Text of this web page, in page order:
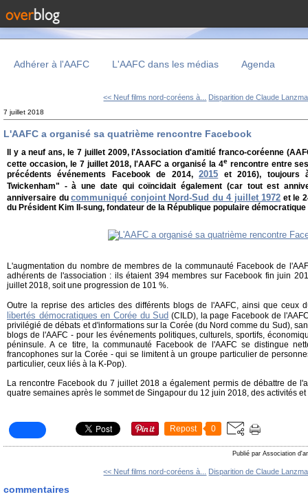
Adhérer à l'AAFC L'AAFC dans les médias Agenda
<< Neuf films nord-coréens à... Disparition de Claude
7 juillet 2018
L'AAFC a organisé sa quatrième rencontre Facebook
Il y a neuf ans, le 7 juillet 2009, l'Association d'amitié franco-coréenne
cette occasion, le 7 juillet 2018, l'AAFC a organisé la 4e rencontre entre
précédents événements Facebook de 2014,2015 et 2016), toujours
Twickenham" - à une date qui coïncidait également (car tout est
anniversaire ducommuniqué conjoint Nord-Sud du 4 juillet 1972 et le
du Président Kim Il-sung, fondateur de la République populaire
L'augmentation du nombre de membres de la communauté Facebook de
adhérents de l'association : ils étaient 394 membres sur Facebook fin juin
juillet 2018, soit une progression de 101 %.
Outre la reprise des articles des différents blogs de l'AAFC, ainsi que ceux
libertés démocratiques en Corée du Sud (CILD), la page Facebook de
privilégié de débats et d'informations sur la Corée (du Nord comme du Sud),
blogs de l'AAFC - pour les événements politiques, culturels, sportifs,
péninsule. A ce titre, la communauté Facebook de l'AAFC se distingue
francophones sur la Corée - qui se limitent à un groupe particulier de
particulier, ceux liés à la K-Pop).
La rencontre Facebook du 7 juillet 2018 a également permis de débattre de
quatre semaines après le sommet de Singapour du 12 juin 2018, des activités
Repost 0
Publié par Association
<< Neuf films nord-coréens à... Disparition de Claude
commentaires